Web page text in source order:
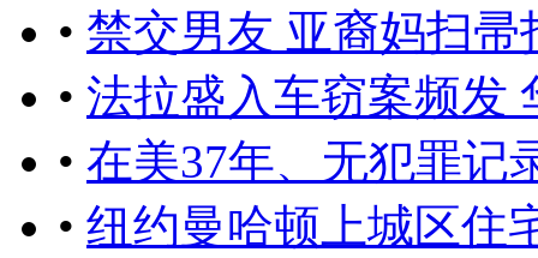
• 禁交男友 亚裔妈扫帚
• 法拉盛入车窃案频发
• 在美37年、无犯罪记
• 纽约曼哈顿上城区住